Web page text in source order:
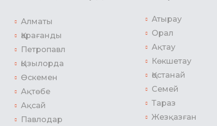
Алматы
Қарағанды
Петропавл
Қызылорда
Өскемен
Ақтөбе
Ақсай
Павлодар
Атырау
Орал
Ақтау
Көкшетау
Қостанай
Семей
Тараз
Жезқазған